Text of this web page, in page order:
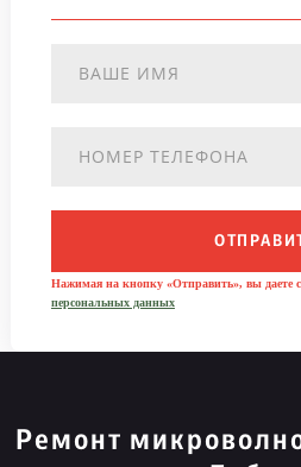
Нажимая на кнопку «Отправить», вы даете
персональных данных
Ремонт